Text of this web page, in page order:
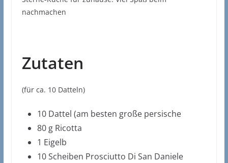
nachmachen
Zutaten
(für ca. 10 Datteln)
10 Dattel (am besten große persische
80 g Ricotta
1 Eigelb
10 Scheiben Prosciutto Di San Daniele